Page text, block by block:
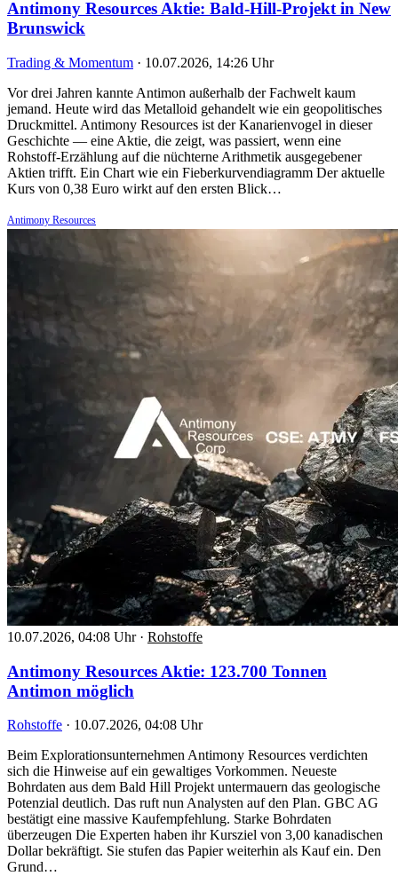
Antimony Resources Aktie: Bald-Hill-Projekt in New
Brunswick
Trading & Momentum · 10.07.2026, 14:26 Uhr
Vor drei Jahren kannte Antimon außerhalb der Fachwelt kaum
jemand. Heute wird das Metalloid gehandelt wie ein geopolitisches
Druckmittel. Antimony Resources ist der Kanarienvogel in dieser
Geschichte — eine Aktie, die zeigt, was passiert, wenn eine
Rohstoff-Erzählung auf die nüchterne Arithmetik ausgegebener
Aktien trifft. Ein Chart wie ein Fieberkurvendiagramm Der aktuelle
Kurs von 0,38 Euro wirkt auf den ersten Blick…
Antimony Resources
10.07.2026, 04:08 Uhr · Rohstoffe
Antimony Resources Aktie: 123.700 Tonnen
Antimon möglich
Rohstoffe · 10.07.2026, 04:08 Uhr
Beim Explorationsunternehmen Antimony Resources verdichten
sich die Hinweise auf ein gewaltiges Vorkommen. Neueste
Bohrdaten aus dem Bald Hill Projekt untermauern das geologische
Potenzial deutlich. Das ruft nun Analysten auf den Plan. GBC AG
bestätigt eine massive Kaufempfehlung. Starke Bohrdaten
überzeugen Die Experten haben ihr Kursziel von 3,00 kanadischen
Dollar bekräftigt. Sie stufen das Papier weiterhin als Kauf ein. Den
Grund…